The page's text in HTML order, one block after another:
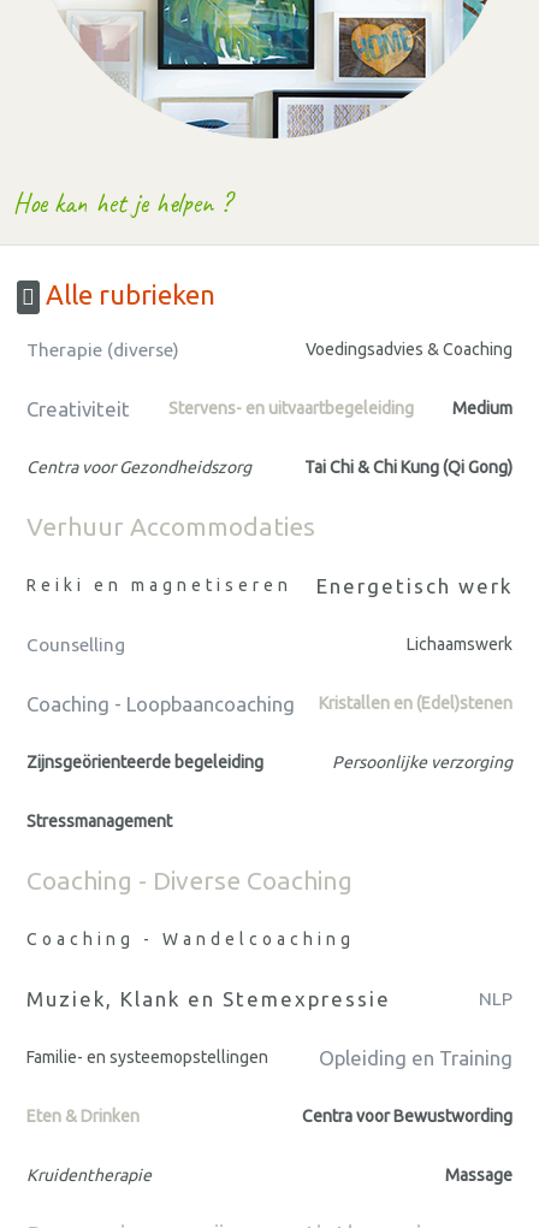
Hoe kan het je helpen ?
Alle rubrieken
Therapie (diverse) Voedingsadvies & Coaching
Creativiteit Stervens- en uitvaartbegeleiding Medium
Centra voor Gezondheidszorg Tai Chi & Chi Kung (Qi Gong)
Verhuur Accommodaties
Reiki en magnetiseren Energetisch werk
Counselling Lichaamswerk
Coaching - Loopbaancoaching Kristallen en (Edel)stenen
Zijnsgeörienteerde begeleiding Persoonlijke verzorging
Stressmanagement
Coaching - Diverse Coaching
Coaching - Wandelcoaching
Muziek, Klank en Stemexpressie NLP
Familie- en systeemopstellingen Opleiding en Training
Eten & Drinken Centra voor Bewustwording
Kruidentherapie Massage